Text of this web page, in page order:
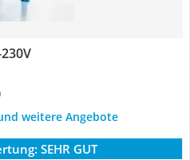
weitere Angebote
SEHR GUT